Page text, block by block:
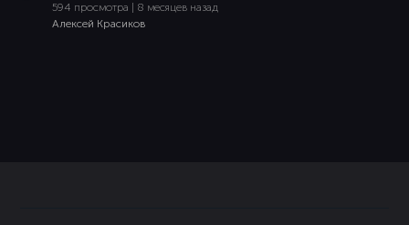
594 просмотра | 8 месяцев назад
Алексей Красиков